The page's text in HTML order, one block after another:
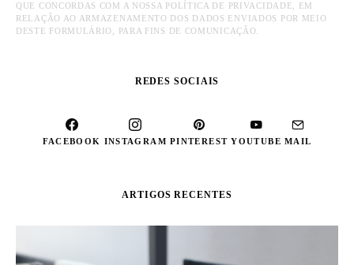
QUE CONCORDAS COM A NOSSA POLÍTICA DE PRIVACIDADE, EM
RELAÇÃO AO ARMAZENAMENTO DOS DADOS ENVIADOS POR MEIO
DESTE FORMULÁRIO, PARA FINS DE COMUNICAÇÃO.
REDES SOCIAIS
FACEBOOK INSTAGRAM PINTEREST YOUTUBE MAIL
ARTIGOS RECENTES